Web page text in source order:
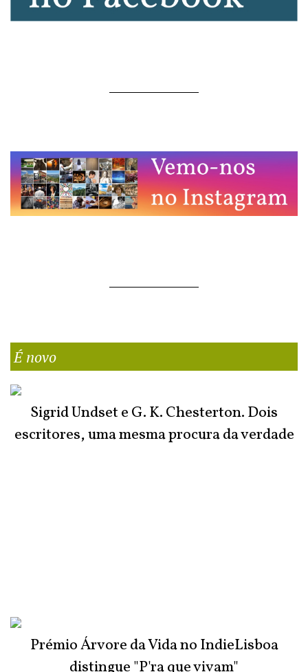
É novo
Sigrid Undset e G. K. Chesterton. Dois
escritores, uma mesma procura da verdade
Prémio Árvore da Vida no IndieLisboa
distingue "P'ra que vivam"